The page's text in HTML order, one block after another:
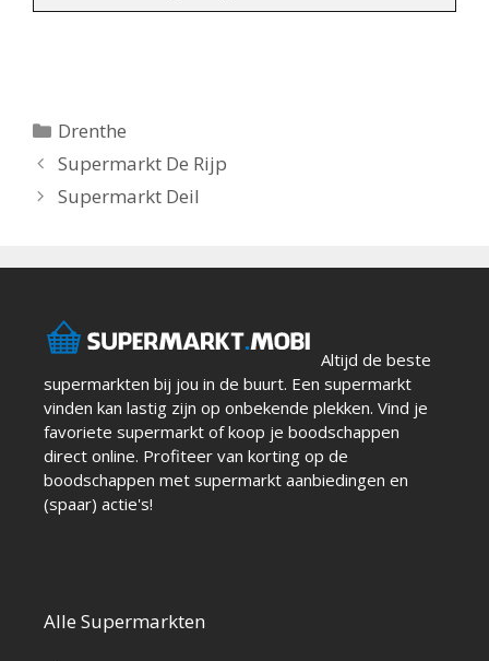
Categorieën
Drenthe
Berichtnavigatie
Supermarkt De Rijp
Supermarkt Deil
Altijd de beste
supermarkten bij jou in de buurt. Een supermarkt
vinden kan lastig zijn op onbekende plekken. Vind je
favoriete supermarkt of koop je boodschappen
direct online. Profiteer van korting op de
boodschappen met supermarkt aanbiedingen en
(spaar) actie's!
Alle Supermarkten